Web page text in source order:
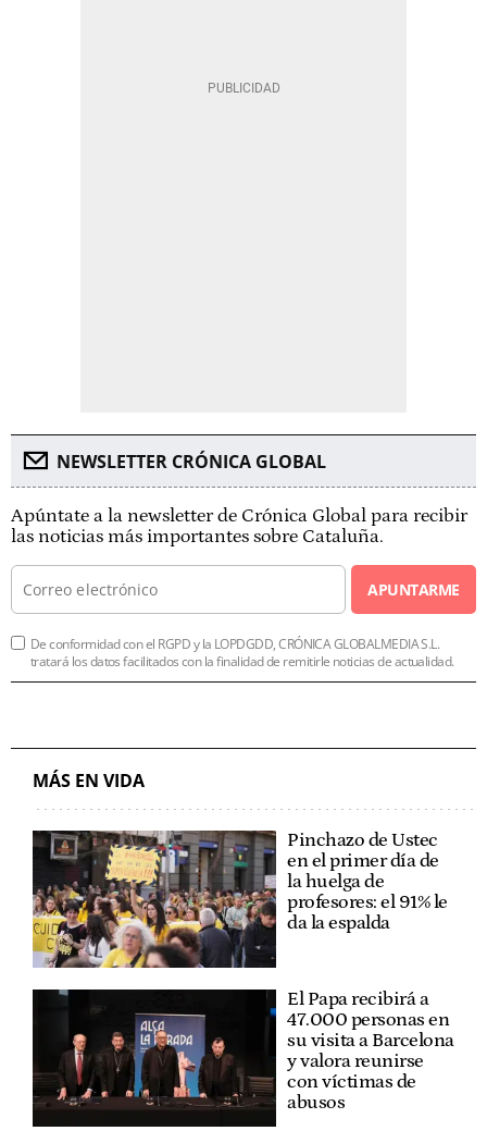
NEWSLETTER CRÓNICA GLOBAL
Apúntate a la newsletter de Crónica Global para recibir
las noticias más importantes sobre Cataluña.
APUNTARME
De conformidad con el RGPD y la LOPDGDD, CRÓNICA GLOBALMEDIA S.L.
tratará los datos facilitados con la finalidad de remitirle noticias de actualidad.
MÁS EN VIDA
Pinchazo de Ustec
en el primer día de
la huelga de
profesores: el 91% le
da la espalda
El Papa recibirá a
47.000 personas en
su visita a Barcelona
y valora reunirse
con víctimas de
abusos